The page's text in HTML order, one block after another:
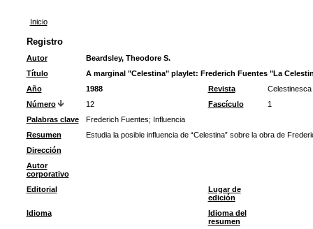
Inicio
Registro
Autor
Beardsley, Theodore S.
Título
A marginal "Celestina" playlet: Frederich Fuentes "La
Año
1988 Revista
Celestinesca
Número
12 Fascículo
1
Palabras clave
Frederich Fuentes; Influencia
Resumen
Estudia la posible influencia de “Celestina” sobre la obra de
Dirección
Autor
corporativo
Editorial
Lugar de
edición
Idioma
Idioma del
resumen